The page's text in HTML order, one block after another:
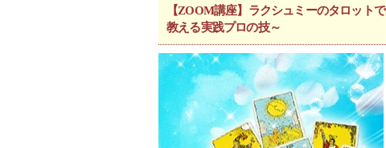
【ZOOM講座】ラクシュミーのタロット
教える実践プロの技～